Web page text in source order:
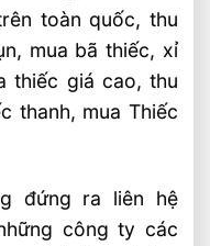
toàn quốc, thu
mua bã thiếc, xỉ
thiếc giá cao, thu
thanh, mua Thiếc
đứng ra liên hệ
công ty các